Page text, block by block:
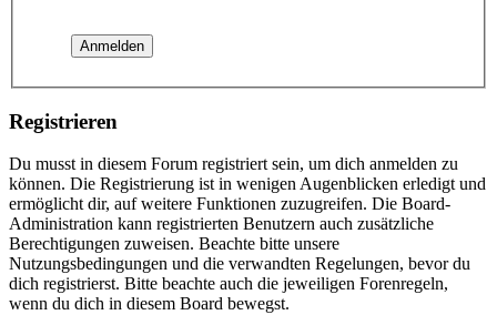
Registrieren
Du musst in diesem Forum registriert sein, um dich anmelden zu
können. Die Registrierung ist in wenigen Augenblicken erledigt und
ermöglicht dir, auf weitere Funktionen zuzugreifen. Die Board-
Administration kann registrierten Benutzern auch zusätzliche
Berechtigungen zuweisen. Beachte bitte unsere
Nutzungsbedingungen und die verwandten Regelungen, bevor du
dich registrierst. Bitte beachte auch die jeweiligen Forenregeln,
wenn du dich in diesem Board bewegst.